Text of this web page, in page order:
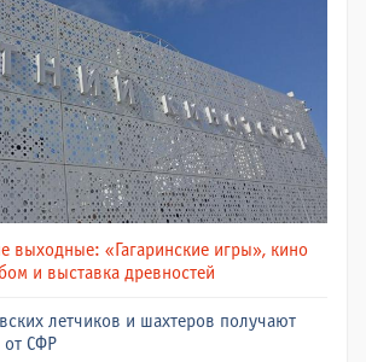
выходные: «Гагаринские игры», кино
и выставка древностей
летчиков и шахтеров получают
от СФР